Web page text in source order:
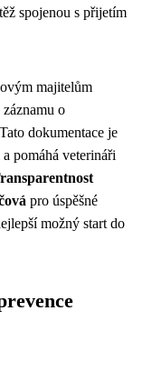
spojenou s přijetím
majitelům
o
dokumentace je
pomáhá veterináři
pro úspěšné
možný start do